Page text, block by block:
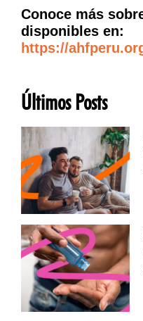
Conoce más
disponibles en:
https://
Últimos Posts